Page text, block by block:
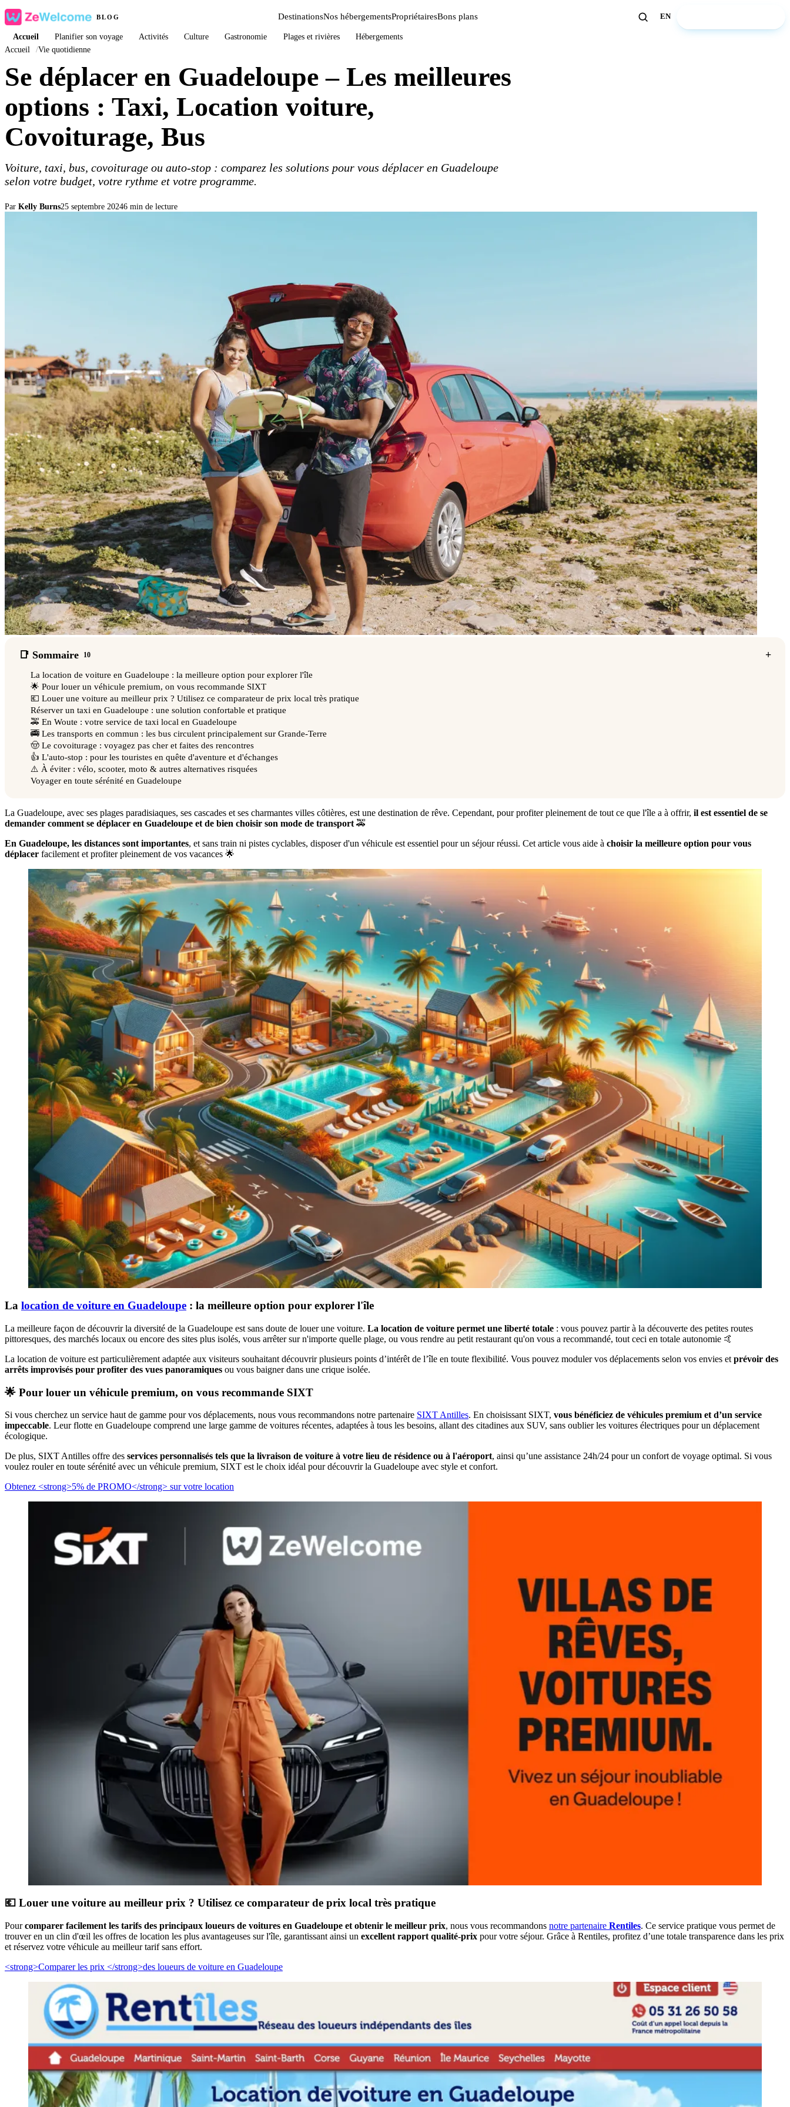
BLOG DestinationsNos hébergementsPropriétairesBons plans EN
Accueil Planifier son voyage Activités Culture Gastronomie Plages et rivières
Hébergements
Accueil
/Vie quotidienne
Se déplacer en Guadeloupe – Les meilleures
options : Taxi, Location voiture,
Covoiturage, Bus
Voiture, taxi, bus, covoiturage ou auto-stop : comparez les solutions pour vous déplacer en Guadeloupe
selon votre budget, votre rythme et votre programme.
Par Kelly Burns25 septembre 20246 min de lecture
📑 Sommaire 10
La location de voiture en Guadeloupe : la meilleure option pour explorer l'île
🌟 Pour louer un véhicule premium, on vous recommande SIXT
💶 Louer une voiture au meilleur prix ? Utilisez ce comparateur de prix local très pratique
Réserver un taxi en Guadeloupe : une solution confortable et pratique
🚕 En Woute : votre service de taxi local en Guadeloupe
🚎 Les transports en commun : les bus circulent principalement sur Grande-Terre
🤠 Le covoiturage : voyagez pas cher et faites des rencontres
👍 L'auto-stop : pour les touristes en quête d'aventure et d'échanges
⚠️ À éviter : vélo, scooter, moto & autres alternatives risquées
Voyager en toute sérénité en Guadeloupe
La Guadeloupe, avec ses plages paradisiaques, ses cascades et ses charmantes villes côtières, est une destination de rêve. Cependant, pour profiter pleinement de tout ce que l'île a à offrir, il est essentiel de se
demander comment se déplacer en Guadeloupe et de bien choisir son mode de transport 🚕
En Guadeloupe, les distances sont importantes, et sans train ni pistes cyclables, disposer d'un véhicule est essentiel pour un séjour réussi. Cet article vous aide à choisir la meilleure option pour vous
déplacer facilement et profiter pleinement de vos vacances 🌟
La location de voiture en Guadeloupe : la meilleure option pour explorer l'île
La meilleure façon de découvrir la diversité de la Guadeloupe est sans doute de louer une voiture. La location de voiture permet une liberté totale : vous pouvez partir à la découverte des petites routes
pittoresques, des marchés locaux ou encore des sites plus isolés, vous arrêter sur n'importe quelle plage, ou vous rendre au petit restaurant qu'on vous a recommandé, tout ceci en totale autonomie 🤙
La location de voiture est particulièrement adaptée aux visiteurs souhaitant découvrir plusieurs points d’intérêt de l’île en toute flexibilité. Vous pouvez moduler vos déplacements selon vos envies et prévoir des
arrêts improvisés pour profiter des vues panoramiques ou vous baigner dans une crique isolée.
🌟 Pour louer un véhicule premium, on vous recommande SIXT
Si vous cherchez un service haut de gamme pour vos déplacements, nous vous recommandons notre partenaire SIXT Antilles. En choisissant SIXT, vous bénéficiez de véhicules premium et d’un service
impeccable. Leur flotte en Guadeloupe comprend une large gamme de voitures récentes, adaptées à tous les besoins, allant des citadines aux SUV, sans oublier les voitures électriques pour un déplacement
écologique.
De plus, SIXT Antilles offre des services personnalisés tels que la livraison de voiture à votre lieu de résidence ou à l'aéroport, ainsi qu’une assistance 24h/24 pour un confort de voyage optimal. Si vous
voulez rouler en toute sérénité avec un véhicule premium, SIXT est le choix idéal pour découvrir la Guadeloupe avec style et confort.
Obtenez <strong>5% de PROMO</strong> sur votre location
💶 Louer une voiture au meilleur prix ? Utilisez ce comparateur de prix local très pratique
Pourcomparer facilement les tarifs des principaux loueurs de voitures en Guadeloupe et obtenir le meilleur prix, nous vous recommandons notre partenaire Rentiles. Ce service pratique vous permet de
trouver en un clin d'œil les offres de location les plus avantageuses sur l'île, garantissant ainsi un excellent rapport qualité-prix pour votre séjour. Grâce à Rentiles, profitez d’une totale transparence dans les prix
et réservez votre véhicule au meilleur tarif sans effort.
<strong>Comparer les prix </strong>des loueurs de voiture en Guadeloupe